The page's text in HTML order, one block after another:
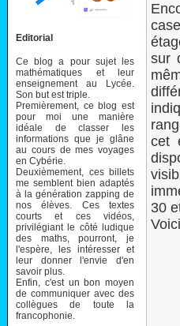
Editorial
Ce blog a pour sujet les
mathématiques et leur
enseignement au Lycée.
Son but est triple.
Premièrement, ce blog est
pour moi une manière
idéale de classer les
informations que je glâne
au cours de mes voyages
en Cybérie.
Deuxièmement, ces billets
me semblent bien adaptés
à la génération zapping de
nos élèves. Ces textes
courts et ces vidéos,
privilégiant le côté ludique
des maths, pourront, je
l'espère, les intéresser et
leur donner l'envie d'en
savoir plus.
Enfin, c'est un bon moyen
de communiquer avec des
collègues de toute la
francophonie.
sur
cet
30